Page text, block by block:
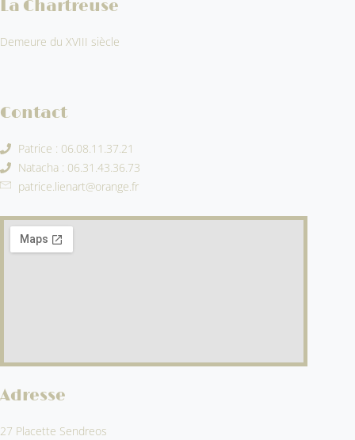
La Chartreuse
Demeure du XVIII siècle
Contact
Patrice : 06.08.11.37.21
Natacha : 06.31.43.36.73
patrice.lienart@orange.fr
Adresse
27 Placette Sendreos